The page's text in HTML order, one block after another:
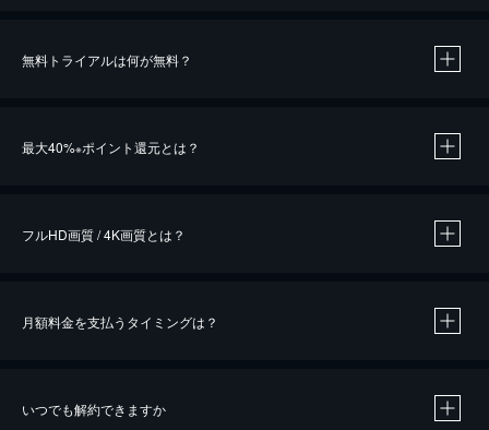
無料トライアルは何が無料？
最大40%※ポイント還元とは？
※40％ポイント還元の対象は、クレジットカード決済による作品の購入 / レンタルです。
フルHD画質 / 4K画質とは？
月額料金を支払うタイミングは？
いつでも解約できますか